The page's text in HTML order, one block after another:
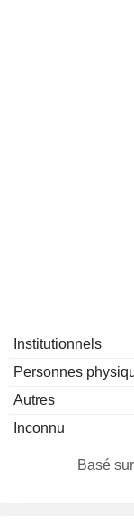
Institutionnels
Personnes
Autres
Inconnu
Basé